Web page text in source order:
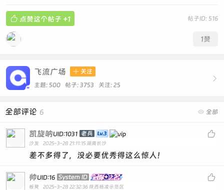
帖子ID: 516
 点赞这个帖子 +1
1赞

飞流广场  关注
主题: 500 帖子: 3753 关注: 25
 全部
全部评论 6

凯旋呐UID:1031 老兵
沙发 2025-3-28 21:11:15 湖南长沙
差不多得了，没必要优秀得这么惊人！

帅UID:16 System ID
板凳 2025-3-28 22:32:36 陕西杨凌示范区